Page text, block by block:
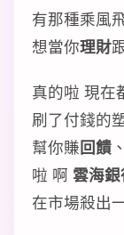
有那種乘風
想當你理財
真的啦 現在
刷了付錢的
幫你賺回饋
啦 啊 雲海
在市場殺出